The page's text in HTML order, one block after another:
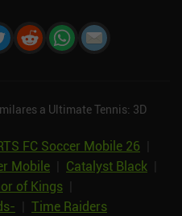
a Ultimate Tennis: 3D
FC Soccer Mobile 26
Mobile Catalyst Black
of Kings
Time Raiders